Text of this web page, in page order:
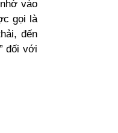
vào
gọi là
đến
đối với